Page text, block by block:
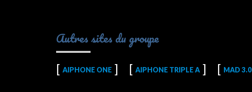
Autres sites du groupe
AIPHONE ONE AIPHONE TRIPLE A MAD 3.0